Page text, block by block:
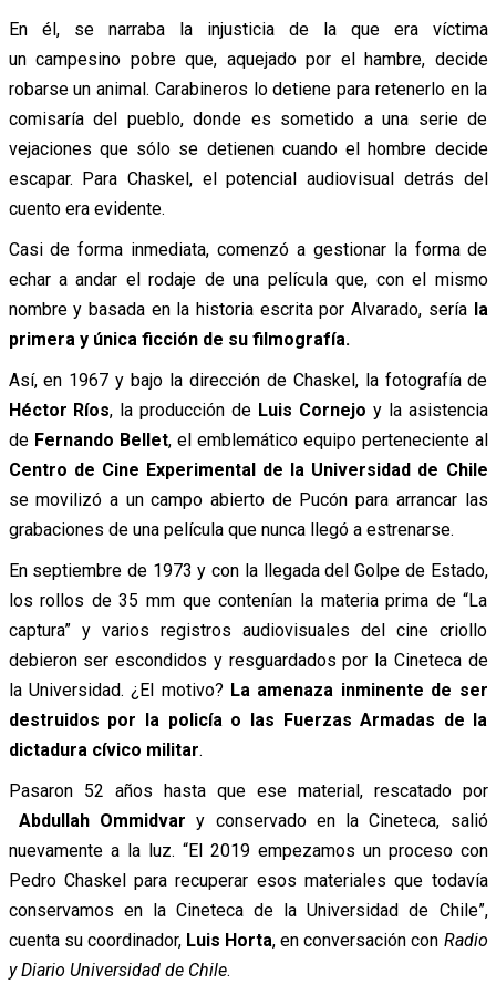
En él, se narraba la injusticia de la que era víctima
un campesino pobre que, aquejado por el hambre, decide
robarse un animal. Carabineros lo detiene para retenerlo en la
comisaría del pueblo, donde es sometido a una serie de
vejaciones que sólo se detienen cuando el hombre decide
escapar. Para Chaskel, el potencial audiovisual detrás del
cuento era evidente.
Casi de forma inmediata, comenzó a gestionar la forma de
echar a andar el rodaje de una película que, con el mismo
nombre y basada en la historia escrita por Alvarado, sería la
primera y única ficción de su filmografía.
Así, en 1967 y bajo la dirección de Chaskel, la fotografía de
Héctor Ríos, la producción de Luis Cornejo y la asistencia
deFernando Bellet, el emblemático equipo perteneciente al
Centro de Cine Experimental de la Universidad de Chile
se movilizó a un campo abierto de Pucón para arrancar las
grabaciones de una película que nunca llegó a estrenarse.
En septiembre de 1973 y con la llegada del Golpe de Estado,
los rollos de 35 mm que contenían la materia prima de “La
captura” y varios registros audiovisuales del cine criollo
debieron ser escondidos y resguardados por la Cineteca de
la Universidad. ¿El motivo? La amenaza inminente de ser
destruidos por la policía o las Fuerzas Armadas de la
dictadura cívico militar.
Pasaron 52 años hasta que ese material, rescatado por
Abdullah Ommidvary conservado en la Cineteca, salió
nuevamente a la luz. “El 2019 empezamos un proceso con
Pedro Chaskel para recuperar esos materiales que todavía
conservamos en la Cineteca de la Universidad de Chile”,
cuenta su coordinador, Luis Horta, en conversación con Radio
y Diario Universidad de Chile.